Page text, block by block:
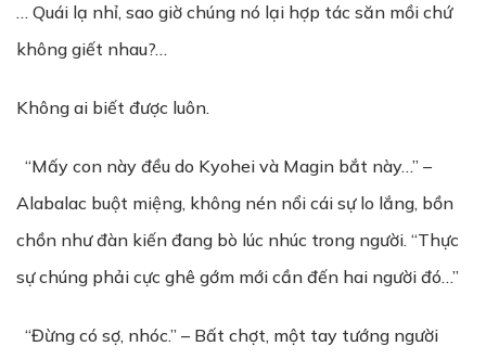
… Quái lạ nhỉ, sao giờ chúng nó lại hợp tác săn mồi chứ
không giết nhau?…
Không ai biết được luôn.
“Mấy con này đều do Kyohei và Magin bắt này…” –
Alabalac buột miệng, không nén nổi cái sự lo lắng, bồn
chồn như đàn kiến đang bò lúc nhúc trong người. “Thực
sự chúng phải cực ghê gớm mới cần đến hai người đó…”
“Đừng có sợ, nhóc.” – Bất chợt, một tay tướng người